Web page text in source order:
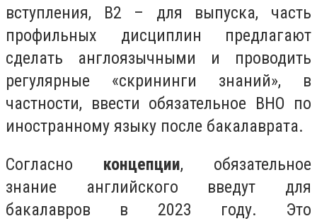
вступления, В2 – для выпуска, часть
профильных дисциплин предлагают
сделать англоязычными и проводить
регулярные «скрининги знаний», в
частности, ввести обязательное ВНО по
иностранному языку после бакалаврата.
Согласно концепции, обязательное
знание английского введут для
бакалавров в 2023 году. Это